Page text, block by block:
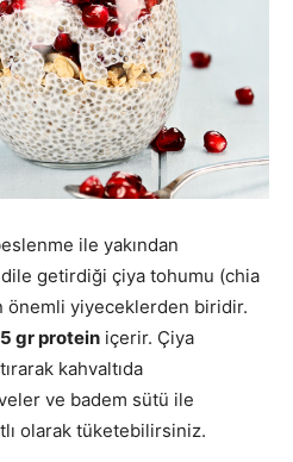
ile yakından
dile getirdiği çiya tohumu (chia
önemli yiyeceklerden biridir.
gr protein içerir. Çiya
kahvaltıda
ve badem sütü ile
olarak tüketebilirsiniz.